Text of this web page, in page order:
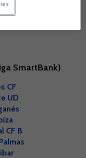
SmartBank)
CF
UD
CF B